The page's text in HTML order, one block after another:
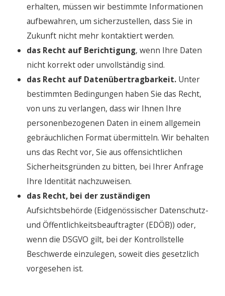
erhalten, müssen wir bestimmte Informationen
aufbewahren, um sicherzustellen, dass Sie in
Zukunft nicht mehr kontaktiert werden.
das Recht auf Berichtigung, wenn Ihre Daten
nicht korrekt oder unvollständig sind.
das Recht auf Datenübertragbarkeit. Unter
bestimmten Bedingungen haben Sie das Recht,
von uns zu verlangen, dass wir Ihnen Ihre
personenbezogenen Daten in einem allgemein
gebräuchlichen Format übermitteln. Wir behalten
uns das Recht vor, Sie aus offensichtlichen
Sicherheitsgründen zu bitten, bei Ihrer Anfrage
Ihre Identität nachzuweisen.
das Recht, bei der zuständigen
Aufsichtsbehörde (Eidgenössischer Datenschutz-
und Öffentlichkeitsbeauftragter (EDÖB)) oder,
wenn die DSGVO gilt, bei der Kontrollstelle
Beschwerde einzulegen, soweit dies gesetzlich
vorgesehen ist.